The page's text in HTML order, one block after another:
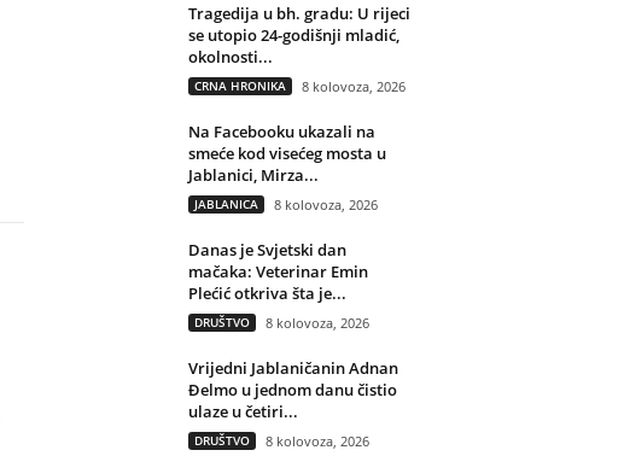
Tragedija u bh. gradu: U rijeci
se utopio 24-godišnji mladić,
okolnosti...
CRNA HRONIKA 8 kolovoza, 2026
Na Facebooku ukazali na
smeće kod visećeg mosta u
Jablanici, Mirza...
JABLANICA 8 kolovoza, 2026
Danas je Svjetski dan
mačaka: Veterinar Emin
Plećić otkriva šta je...
DRUŠTVO 8 kolovoza, 2026
Vrijedni Jablaničanin Adnan
Đelmo u jednom danu čistio
ulaze u četiri...
DRUŠTVO 8 kolovoza, 2026